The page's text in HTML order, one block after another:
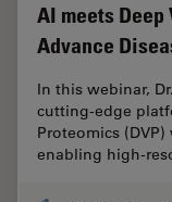
AI meets
Advance
In this webinar,
cutting-edge
Proteomics
enabling high-